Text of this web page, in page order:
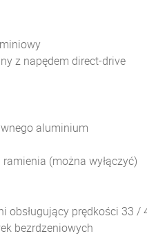
z napędem direct-drive
aluminium
(można wyłączyć)
obsługujący prędkości 33 /
bezrdzeniowych